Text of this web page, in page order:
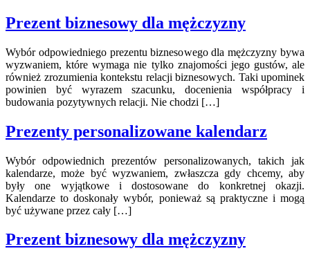
Prezent biznesowy dla mężczyzny
Wybór odpowiedniego prezentu biznesowego dla mężczyzny bywa
wyzwaniem, które wymaga nie tylko znajomości jego gustów, ale
również zrozumienia kontekstu relacji biznesowych. Taki upominek
powinien być wyrazem szacunku, docenienia współpracy i
budowania pozytywnych relacji. Nie chodzi […]
Prezenty personalizowane kalendarz
Wybór odpowiednich prezentów personalizowanych, takich jak
kalendarze, może być wyzwaniem, zwłaszcza gdy chcemy, aby
były one wyjątkowe i dostosowane do konkretnej okazji.
Kalendarze to doskonały wybór, ponieważ są praktyczne i mogą
być używane przez cały […]
Prezent biznesowy dla mężczyzny